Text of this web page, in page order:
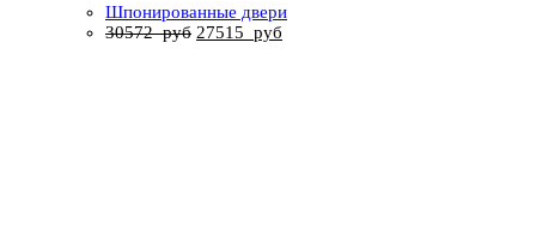
Шпонированные двери
30572руб 27515 руб